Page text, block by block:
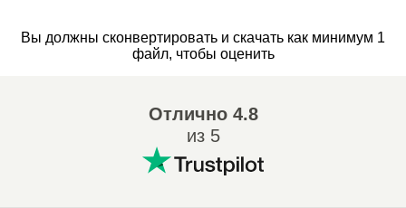
Вы должны сконвертировать и скачать как минимум 1
файл, чтобы оценить
Отлично4.8
из 5